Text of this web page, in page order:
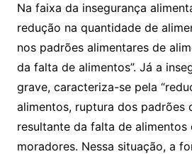
Na faixa da insegurança
redução na quantidade de
nos padrões alimentares de
da falta de alimentos”. Já a
grave, caracteriza-se pela
alimentos, ruptura dos padrões
resultante da falta de
moradores. Nessa situação, a